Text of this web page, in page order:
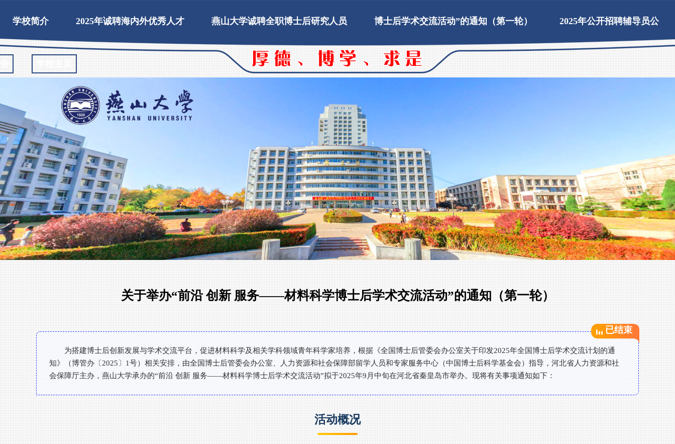
学校简介 2025年诚聘海内外优秀人才 燕山大学诚聘全职博士后研究人员 博士后学术交流活动”的通知（第一轮） 2025年公开招聘辅导员公
告 学校主页
关于举办“前沿 创新 服务——材料科学博士后学术交流活动”的通知（第一轮）
已结束
为搭建博士后创新发展与学术交流平台，促进材料科学及相关学科领域青年科学家培养，根据《全国博士后管委会办公室关于印发2025年全国博士后学术交流计划的通
知》（博管办〔2025〕1号）相关安排，由全国博士后管委会办公室、人力资源和社会保障部留学人员和专家服务中心（中国博士后科学基金会）指导，河北省人力资源和社
会保障厅主办，燕山大学承办的“前沿 创新 服务——材料科学博士后学术交流活动”拟于2025年9月中旬在河北省秦皇岛市举办。现将有关事项通知如下：
活动概况